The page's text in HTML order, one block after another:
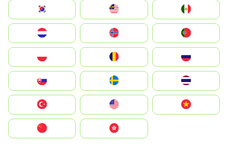
South Korea
United States
中國香港特別行政區